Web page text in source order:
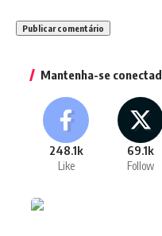
Mantenha-se
248.1k
Like
69.1k
Follow